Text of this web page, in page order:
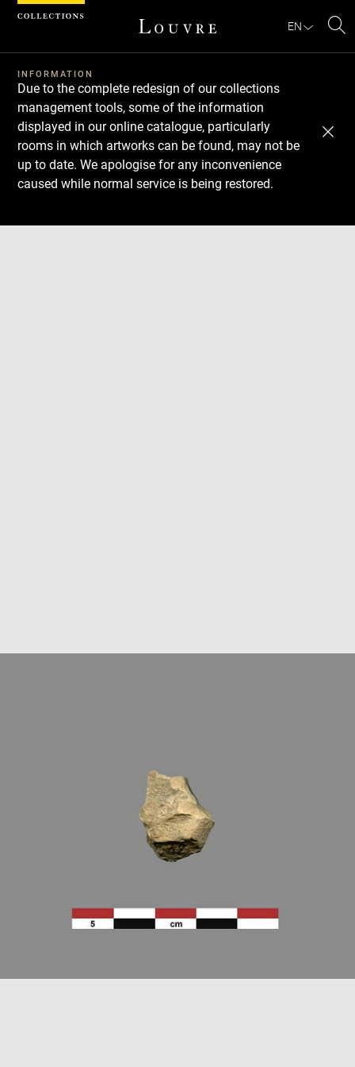
EN
INFORMATION
Due to the complete redesign of our collections
management tools, some of the information
displayed in our online catalogue, particularly
rooms in which artworks can be found, may not be
up to date. We apologise for any inconvenience
caused while normal service is being restored.
Download
Next
Previous
Cookies management panel